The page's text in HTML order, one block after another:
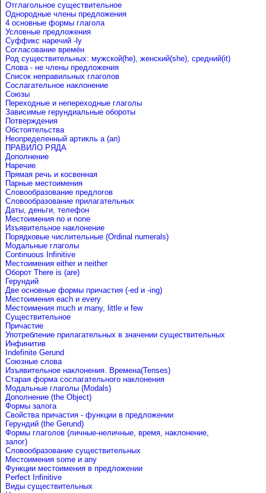
Отглагольное существительное
Однородные члены предложения
4 основные формы глагола
Условные предложения
Cуффикс наречий -ly
Согласование времён
Род существительных: мужской(he), женский(she), средний(it)
Слова - не члены предложения
Список неправильных глаголов
Сослагательное наклонение
Союзы
Переходные и непереходные глаголы
Зависимые герундиальные обороты
Потверждения
Обстоятельства
Неопределенный артикль a (an)
ПРАВИЛО РЯДА
Дополнение
Наречие
Прямая речь и косвенная
Парные местоимения
Словообразование предлогов
Словообразование прилагательных
Даты, деньги, телефон
Местоимения no и none
Изъявительное наклонение
Порядковые числительные (Ordinal numerals)
Модальные глаголы
Continuous Infinitive
Местоимения either и neither
Оборот There is (are)
Герундий
Две основные формы причастия (-ed и -ing)
Местоимения each и every
Местоимения much и many, little и few
Существительное
Причастие
Употребление прилагательных в значении существительных
Инфинитив
Indefinite Gerund
Союзные слова
Изъявительное наклонения. Времена(Tenses)
Старая форма сослагательного наклонения
Модальные глаголы (Modals)
Дополнение (the Object)
Формы залога
Свойства причастия - функции в предложении
Герундий (the Gerund)
Формы глаголов (личные-неличные, время, наклонение,
залог)
Словообразование существительных
Местоимения some и any
Функции местоимения в предложении
Perfect Infinitive
Виды существительных